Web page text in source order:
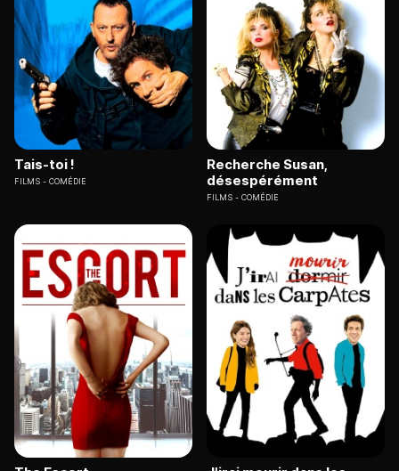
Tais-toi !
FILMS COMÉDIE
Recherche Susan,
désespérément
FILMS COMÉDIE